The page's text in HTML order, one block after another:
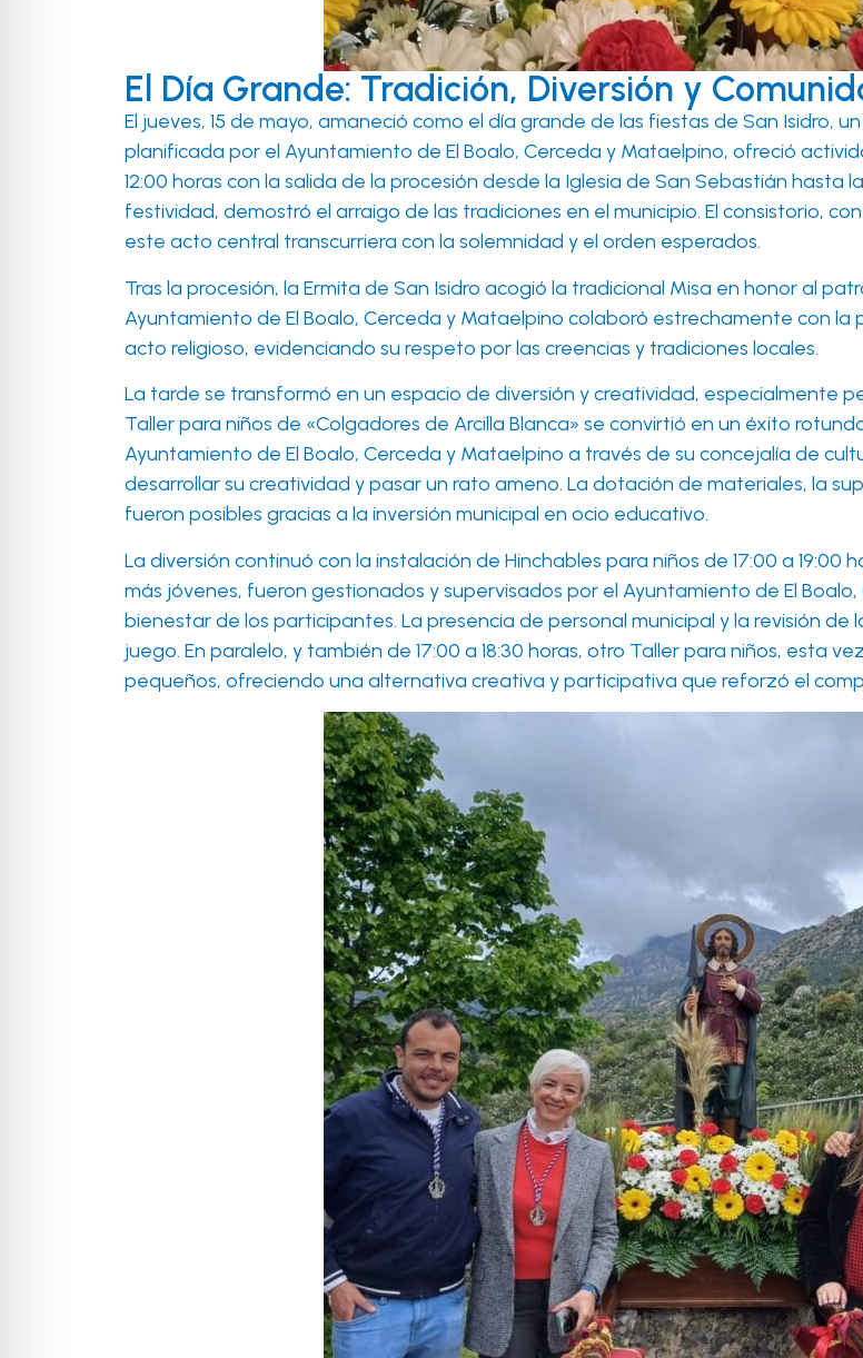
El Día Grande: Tradición, Diversión y
El jueves, 15 de mayo, amaneció como el día grande de las fiestas de San Isidro,
planificada por el Ayuntamiento de El Boalo, Cerceda y Mataelpino, ofreció
12:00 horas con la salida de la procesión desde la Iglesia de San Sebastián hasta
festividad, demostró el arraigo de las tradiciones en el municipio. El consistorio,
este acto central transcurriera con la solemnidad y el orden esperados.
Tras la procesión, la Ermita de San Isidro acogió la tradicional Misa en honor al
Ayuntamiento de El Boalo, Cerceda y Mataelpino colaboró estrechamente con
acto religioso, evidenciando su respeto por las creencias y tradiciones locales.
La tarde se transformó en un espacio de diversión y creatividad, especialmente
Taller para niños de «Colgadores de Arcilla Blanca» se convirtió en un éxito
Ayuntamiento de El Boalo, Cerceda y Mataelpino a través de su concejalía de
desarrollar su creatividad y pasar un rato ameno. La dotación de materiales, la
fueron posibles gracias a la inversión municipal en ocio educativo.
La diversión continuó con la instalación de Hinchables para niños de 17:00 a 19:00
más jóvenes, fueron gestionados y supervisados por el Ayuntamiento de El
bienestar de los participantes. La presencia de personal municipal y la revisión
juego. En paralelo, y también de 17:00 a 18:30 horas, otro Taller para niños, esta
pequeños, ofreciendo una alternativa creativa y participativa que reforzó el